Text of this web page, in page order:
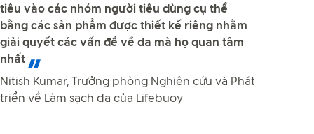
tiêu vào các nhóm người tiêu dùng cụ thể
bằng các sản phẩm được thiết kế riêng nhằm
giải quyết các vấn đề về da mà họ quan tâm
nhất
Nitish Kumar, Trưởng phòng Nghiên cứu và Phát
triển về Làm sạch da của Lifebuoy